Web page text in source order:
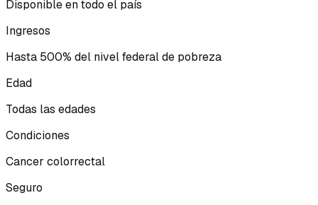
Disponible en todo el país
Ingresos
Hasta 500% del nivel federal de pobreza
Edad
Todas las edades
Condiciones
Cancer colorrectal
Seguro